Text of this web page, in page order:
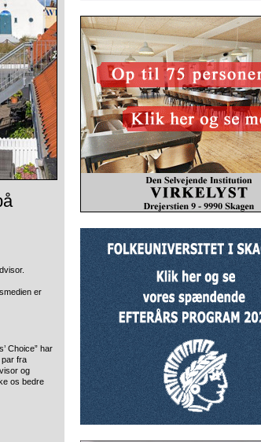
er
Choice” har
par fra
og
os bedre